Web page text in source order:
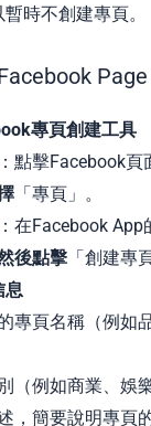
時不創建專頁。
Page
專頁創建工具
點擊Facebook頁
「專頁」。
在Facebook
後點擊 「創建專
息
專頁名稱（例如
（例如商業、娛
，簡要說明專頁